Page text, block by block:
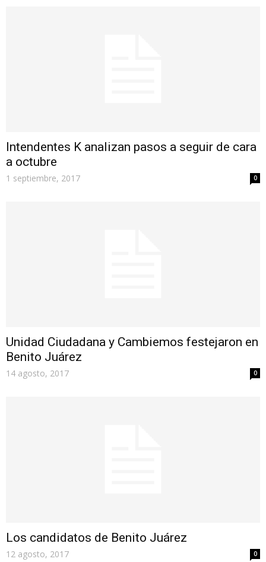
Intendentes K analizan pasos a seguir de cara
a octubre
1 septiembre, 2017 0
Unidad Ciudadana y Cambiemos festejaron en
Benito Juárez
14 agosto, 2017 0
Los candidatos de Benito Juárez
12 agosto, 2017 0